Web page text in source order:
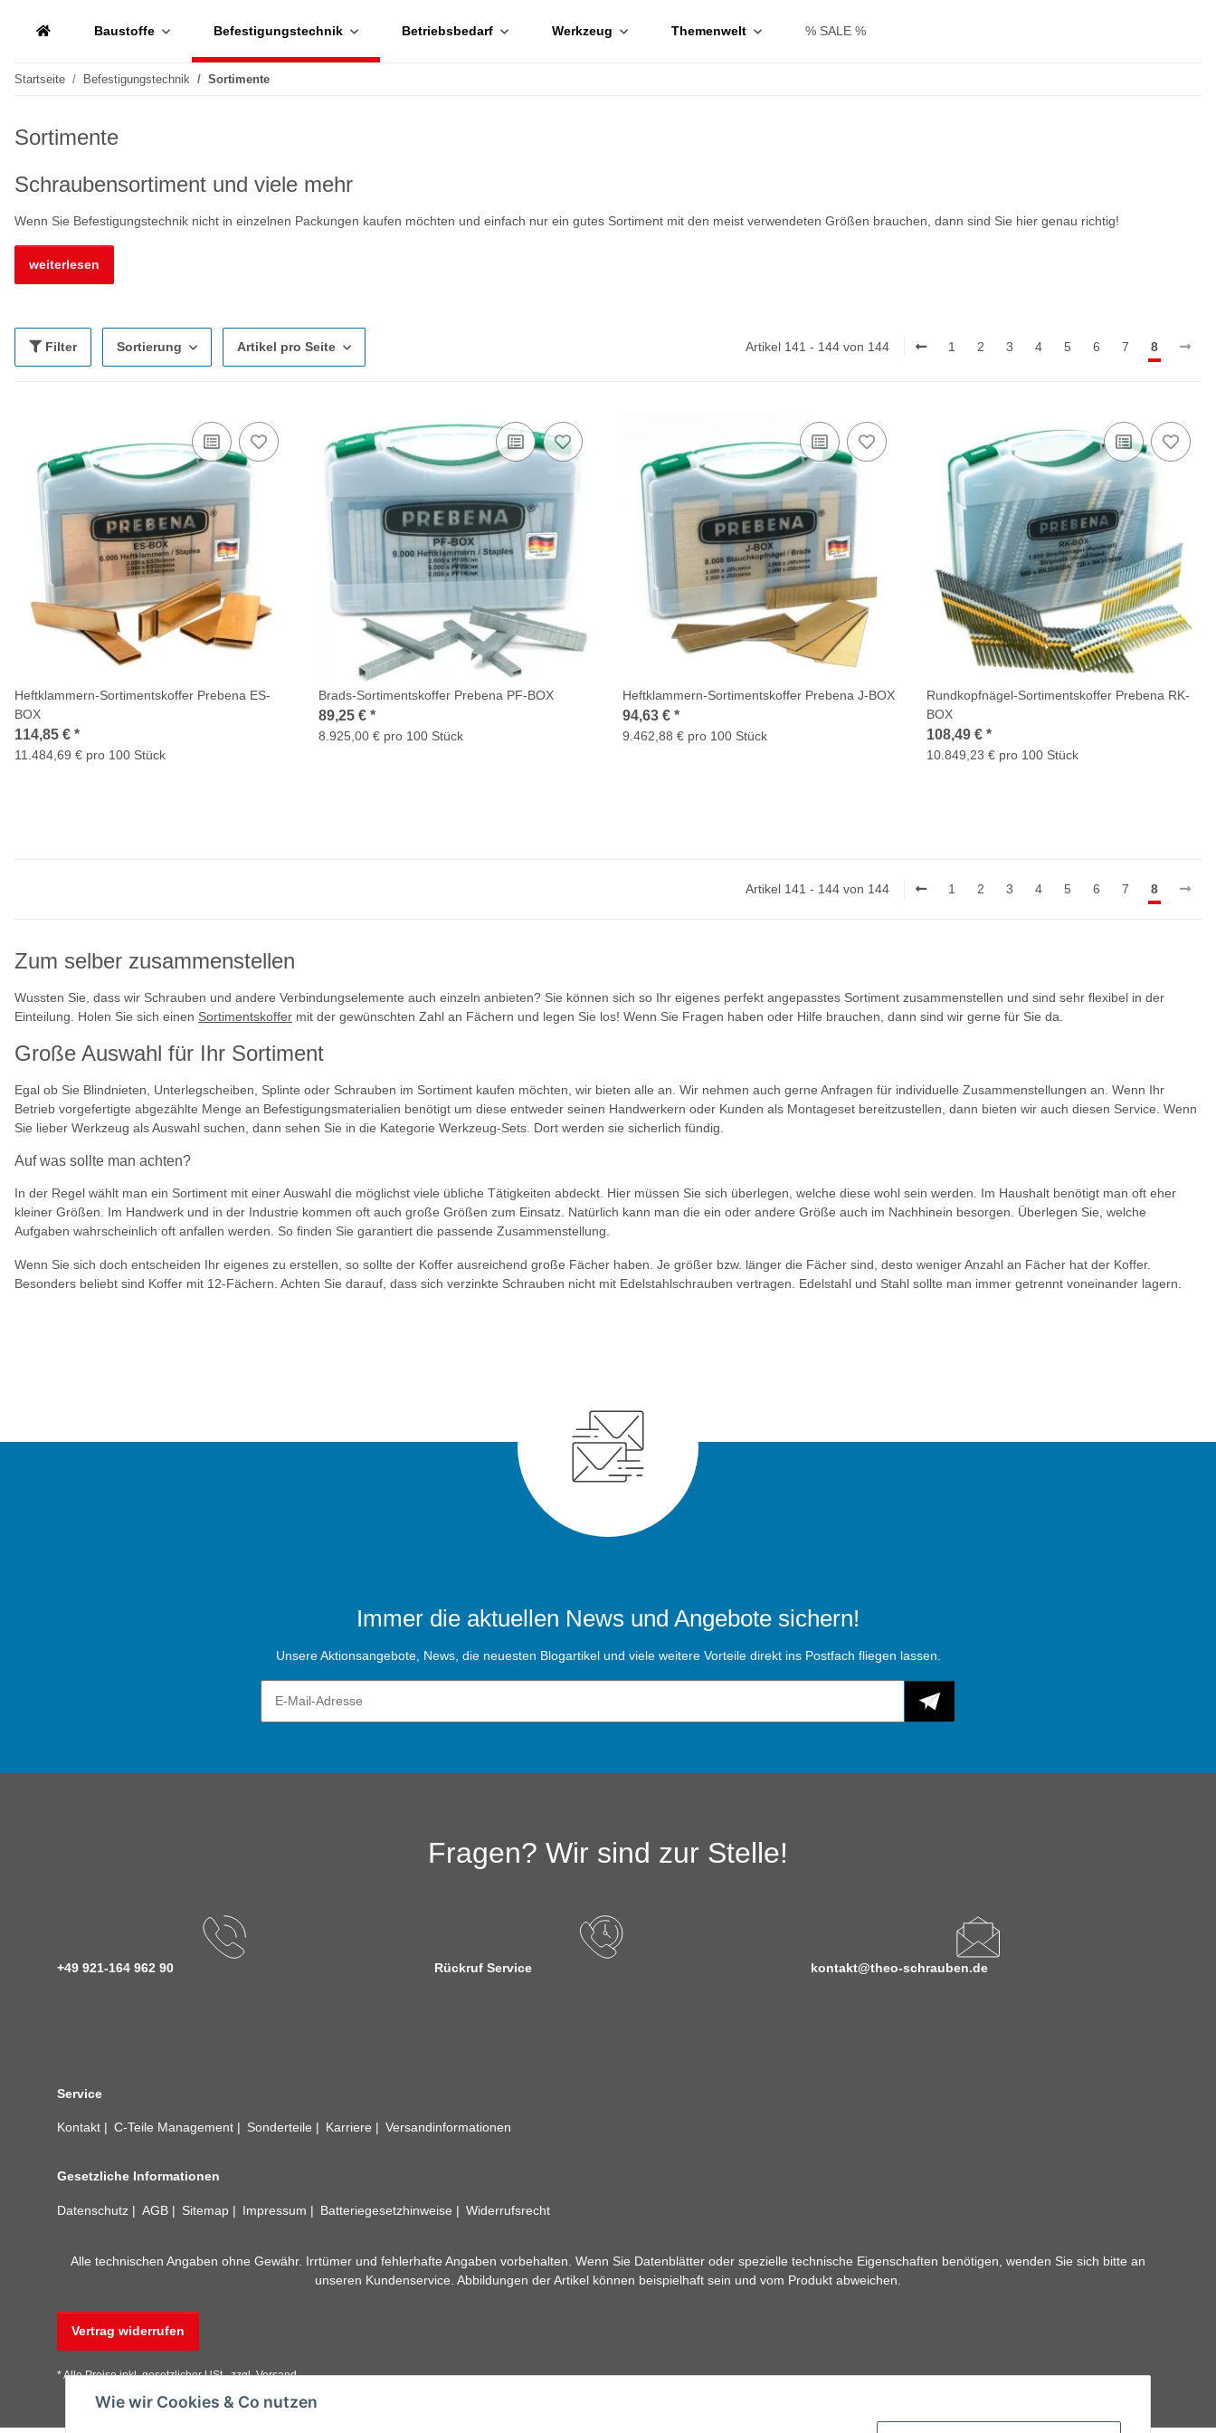
Wie wir Cookies & Co nutzen
Baustoffe Befestigungstechnik Betriebsbedarf Werkzeug Themenwelt % SALE %
Startseite Befestigungstechnik Sortimente
Sortimente
Schraubensortiment und viele mehr
Wenn Sie Befestigungstechnik nicht in einzelnen Packungen kaufen möchten und einfach nur ein gutes Sortiment mit den meist verwendeten Größen brauchen, dann sind Sie hier genau richtig!
weiterlesen
Filter Sortierung Artikel pro Seite Artikel 141 - 144 von 144 1 2 3 4 5 6 7 8
Heftklammern-Sortimentskoffer Prebena ES-
BOX
114,85 € *
11.484,69 € pro 100 Stück
Brads-Sortimentskoffer Prebena PF-BOX
89,25 € *
8.925,00 € pro 100 Stück
Heftklammern-Sortimentskoffer Prebena J-BOX
94,63 € *
9.462,88 € pro 100 Stück
Rundkopfnägel-Sortimentskoffer Prebena RK-
BOX
108,49 € *
10.849,23 € pro 100 Stück
Artikel 141 - 144 von 144 1 2 3 4 5 6 7 8
Zum selber zusammenstellen
Wussten Sie, dass wir Schrauben und andere Verbindungselemente auch einzeln anbieten? Sie können sich so Ihr eigenes perfekt angepasstes Sortiment zusammenstellen und sind sehr flexibel in der
Einteilung. Holen Sie sich einen Sortimentskoffer mit der gewünschten Zahl an Fächern und legen Sie los! Wenn Sie Fragen haben oder Hilfe brauchen, dann sind wir gerne für Sie da.
Große Auswahl für Ihr Sortiment
Egal ob Sie Blindnieten, Unterlegscheiben, Splinte oder Schrauben im Sortiment kaufen möchten, wir bieten alle an. Wir nehmen auch gerne Anfragen für individuelle Zusammenstellungen an. Wenn Ihr
Betrieb vorgefertigte abgezählte Menge an Befestigungsmaterialien benötigt um diese entweder seinen Handwerkern oder Kunden als Montageset bereitzustellen, dann bieten wir auch diesen Service. Wenn
Sie lieber Werkzeug als Auswahl suchen, dann sehen Sie in die Kategorie Werkzeug-Sets. Dort werden sie sicherlich fündig.
Auf was sollte man achten?
In der Regel wählt man ein Sortiment mit einer Auswahl die möglichst viele übliche Tätigkeiten abdeckt. Hier müssen Sie sich überlegen, welche diese wohl sein werden. Im Haushalt benötigt man oft eher
kleiner Größen. Im Handwerk und in der Industrie kommen oft auch große Größen zum Einsatz. Natürlich kann man die ein oder andere Größe auch im Nachhinein besorgen. Überlegen Sie, welche
Aufgaben wahrscheinlich oft anfallen werden. So finden Sie garantiert die passende Zusammenstellung.
Wenn Sie sich doch entscheiden Ihr eigenes zu erstellen, so sollte der Koffer ausreichend große Fächer haben. Je größer bzw. länger die Fächer sind, desto weniger Anzahl an Fächer hat der Koffer.
Besonders beliebt sind Koffer mit 12-Fächern. Achten Sie darauf, dass sich verzinkte Schrauben nicht mit Edelstahlschrauben vertragen. Edelstahl und Stahl sollte man immer getrennt voneinander lagern.
Immer die aktuellen News und Angebote sichern!
Unsere Aktionsangebote, News, die neuesten Blogartikel und viele weitere Vorteile direkt ins Postfach fliegen lassen.
Fragen? Wir sind zur Stelle!
+49 921-164 962 90 Rückruf Service kontakt@theo-schrauben.de
Service
Kontakt C-Teile Management Sonderteile Karriere Versandinformationen
Gesetzliche Informationen
Datenschutz AGB Sitemap Impressum Batteriegesetzhinweise Widerrufsrecht
Alle technischen Angaben ohne Gewähr. Irrtümer und fehlerhafte Angaben vorbehalten. Wenn Sie Datenblätter oder spezielle technische Eigenschaften benötigen, wenden Sie sich bitte an
unseren Kundenservice. Abbildungen der Artikel können beispielhaft sein und vom Produkt abweichen.
Vertrag widerrufen
* Alle Preise inkl. gesetzlicher USt., zzgl.Versand